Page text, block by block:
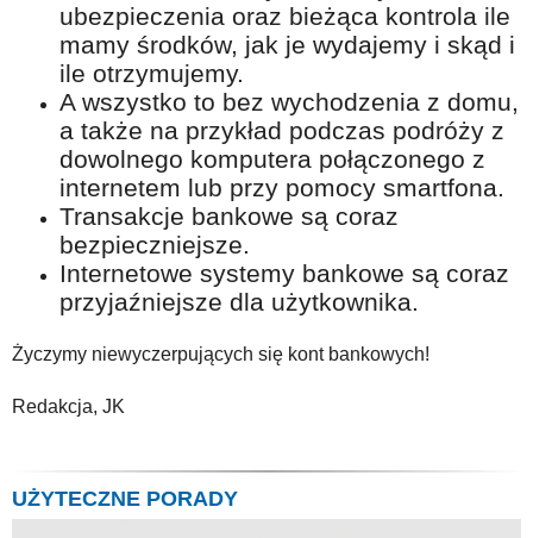
ubezpieczenia oraz bieżąca kontrola ile
mamy środków, jak je wydajemy i skąd i
ile otrzymujemy.
A wszystko to bez wychodzenia z domu,
a także na przykład podczas podróży z
dowolnego komputera połączonego z
internetem lub przy pomocy smartfona.
Transakcje bankowe są coraz
bezpieczniejsze.
Internetowe systemy bankowe są coraz
przyjaźniejsze dla użytkownika.
Życzymy niewyczerpujących się kont bankowych!
Redakcja, JK
UŻYTECZNE PORADY